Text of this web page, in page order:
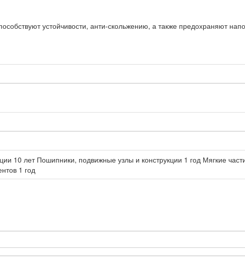
устойчивости, анти-скольжению, а также предохраняют
10 лет Пошипники, подвижные узлы и конструкции 1 год Мягкие
1 год